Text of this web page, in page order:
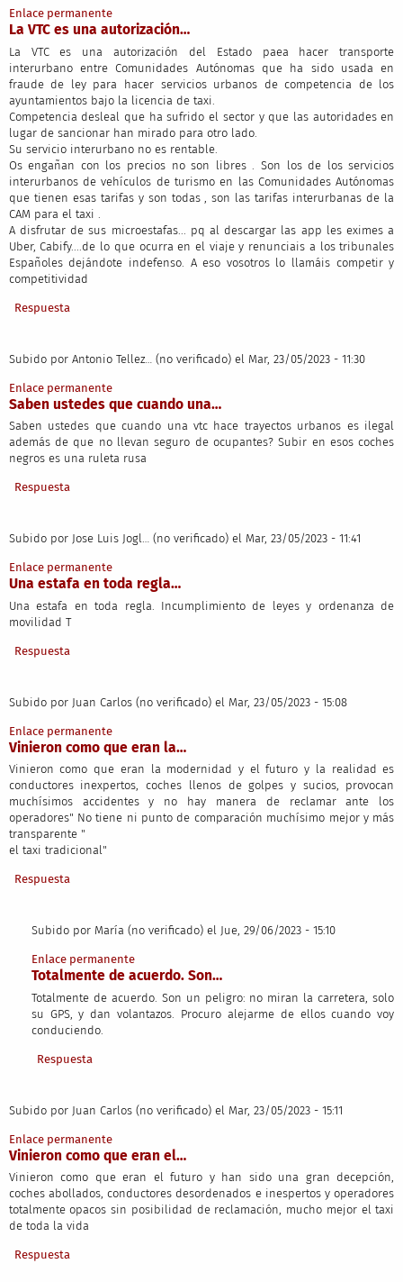
Enlace permanente
La VTC es una autorización…
La VTC es una autorización del Estado paea hacer transporte
interurbano entre Comunidades Autónomas que ha sido usada en
fraude de ley para hacer servicios urbanos de competencia de los
ayuntamientos bajo la licencia de taxi.
Competencia desleal que ha sufrido el sector y que las autoridades en
lugar de sancionar han mirado para otro lado.
Su servicio interurbano no es rentable.
Os engañan con los precios no son libres . Son los de los servicios
interurbanos de vehículos de turismo en las Comunidades Autónomas
que tienen esas tarifas y son todas , son las tarifas interurbanas de la
CAM para el taxi .
A disfrutar de sus microestafas... pq al descargar las app les eximes a
Uber, Cabify....de lo que ocurra en el viaje y renunciais a los tribunales
Españoles dejándote indefenso. A eso vosotros lo llamáis competir y
competitividad
Respuesta
Subido por Antonio Tellez… (no verificado) el Mar, 23/05/2023 - 11:30
Enlace permanente
Saben ustedes que cuando una…
Saben ustedes que cuando una vtc hace trayectos urbanos es ilegal
además de que no llevan seguro de ocupantes? Subir en esos coches
negros es una ruleta rusa
Respuesta
Subido por Jose Luis Jogl… (no verificado) el Mar, 23/05/2023 - 11:41
Enlace permanente
Una estafa en toda regla…
Una estafa en toda regla. Incumplimiento de leyes y ordenanza de
movilidad T
Respuesta
Subido por Juan Carlos (no verificado) el Mar, 23/05/2023 - 15:08
Enlace permanente
Vinieron como que eran la…
Vinieron como que eran la modernidad y el futuro y la realidad es
conductores inexpertos, coches llenos de golpes y sucios, provocan
muchísimos accidentes y no hay manera de reclamar ante los
operadores" No tiene ni punto de comparación muchísimo mejor y más
transparente "
el taxi tradicional"
Respuesta
Subido por María (no verificado) el Jue, 29/06/2023 - 15:10
En respuesta aVinieron como que eran la…
Enlace permanente
Totalmente de acuerdo. Son…
Totalmente de acuerdo. Son un peligro: no miran la carretera, solo
su GPS, y dan volantazos. Procuro alejarme de ellos cuando voy
conduciendo.
Respuesta
Subido por Juan Carlos (no verificado) el Mar, 23/05/2023 - 15:11
Enlace permanente
Vinieron como que eran el…
Vinieron como que eran el futuro y han sido una gran decepción,
coches abollados, conductores desordenados e inespertos y operadores
totalmente opacos sin posibilidad de reclamación, mucho mejor el taxi
de toda la vida
Respuesta